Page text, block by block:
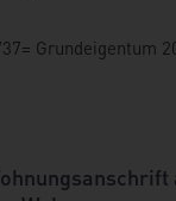
Grundeigentum